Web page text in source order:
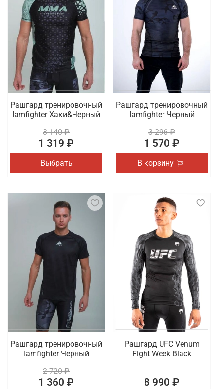
Рашгард тренировочный
Iamfighter Хаки&Черный
3 140 ₽
1 319 ₽
Выбрать
Рашгард тренировочный
Iamfighter Черный
3 296 ₽
1 570 ₽
В корзину
Рашгард тренировочный
Iamfighter Черный
2 720 ₽
1 360 ₽
Рашгард UFC Venum
Fight Week Black
8 990 ₽